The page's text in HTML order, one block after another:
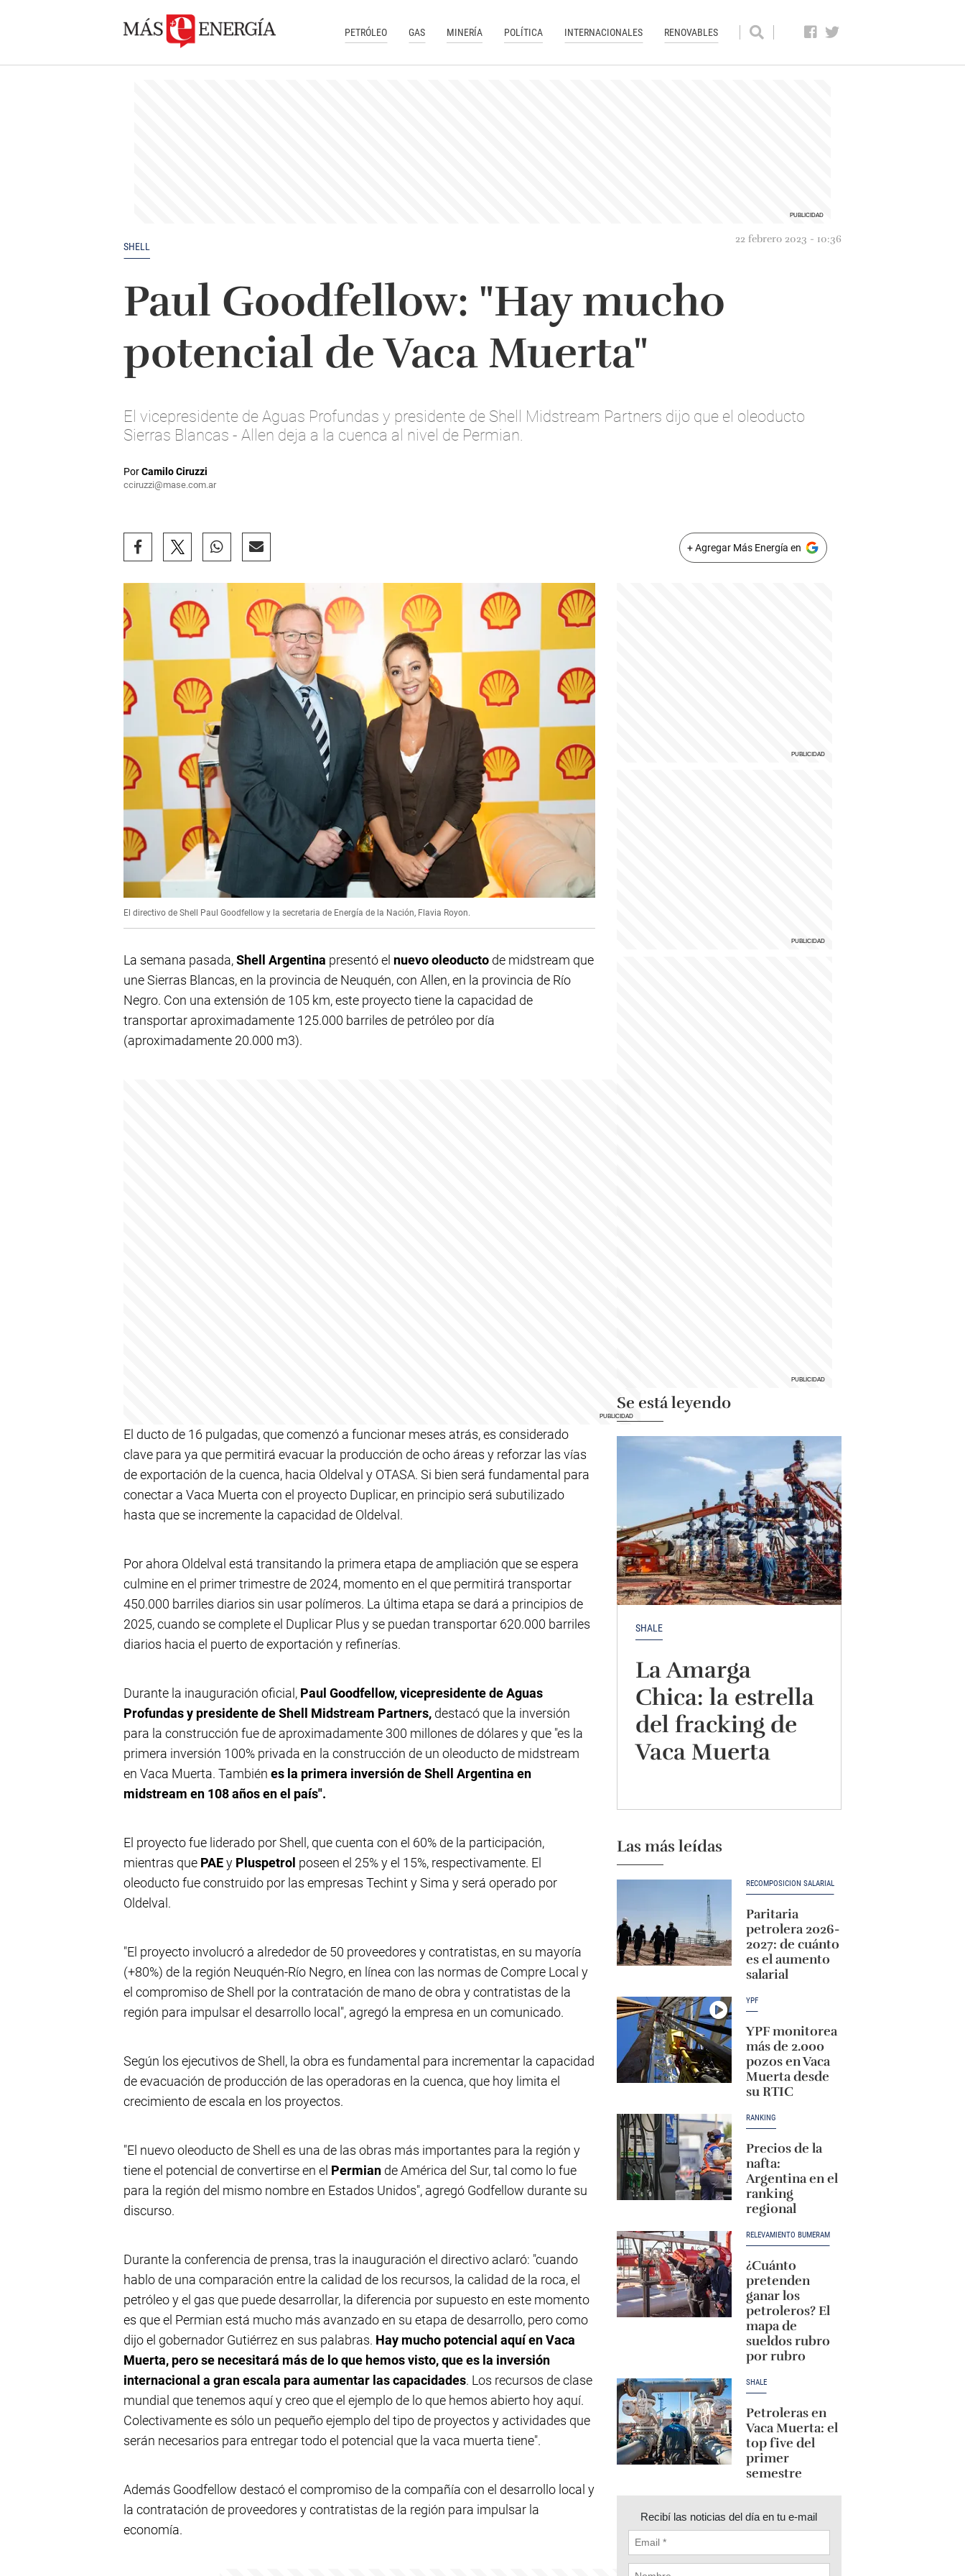
PETRÓLEO GAS MINERÍA POLÍTICA INTERNACIONALES RENOVABLES
SHELL
22 febrero 2023 - 10:36
Paul Goodfellow: "Hay mucho
potencial de Vaca Muerta"
El vicepresidente de Aguas Profundas y presidente de Shell Midstream Partners dijo que el oleoducto
Sierras Blancas - Allen deja a la cuenca al nivel de Permian.
PorCamilo Ciruzzi
cciruzzi@mase.com.ar
+ Agregar Más Energía en
El directivo de Shell Paul Goodfellow y la secretaria de Energía de la Nación, Flavia Royon.
La semana pasada,Shell Argentina presentó el nuevo oleoducto de midstream que
une Sierras Blancas, en la provincia de Neuquén, con Allen, en la provincia de Río
Negro. Con una extensión de 105 km, este proyecto tiene la capacidad de
transportar aproximadamente 125.000 barriles de petróleo por día
(aproximadamente 20.000 m3).
El ducto de 16 pulgadas, que comenzó a funcionar meses atrás, es considerado
clave para ya que permitirá evacuar la producción de ocho áreas y reforzar las vías
de exportación de la cuenca, hacia Oldelval y OTASA. Si bien será fundamental para
conectar a Vaca Muerta con el proyecto Duplicar, en principio será subutilizado
hasta que se incremente la capacidad de Oldelval.
Por ahora Oldelval está transitando la primera etapa de ampliación que se espera
culmine en el primer trimestre de 2024, momento en el que permitirá transportar
450.000 barriles diarios sin usar polímeros. La última etapa se dará a principios de
2025, cuando se complete el Duplicar Plus y se puedan transportar 620.000 barriles
diarios hacia el puerto de exportación y refinerías.
Durante la inauguración oficial, Paul Goodfellow, vicepresidente de Aguas
Profundas y presidente de Shell Midstream Partners, destacó que la inversión
para la construcción fue de aproximadamente 300 millones de dólares y que "es la
primera inversión 100% privada en la construcción de un oleoducto de midstream
en Vaca Muerta. También es la primera inversión de Shell Argentina en
midstream en 108 años en el país".
El proyecto fue liderado por Shell, que cuenta con el 60% de la participación,
mientras que PAEy Pluspetrol poseen el 25% y el 15%, respectivamente. El
oleoducto fue construido por las empresas Techint y Sima y será operado por
Oldelval.
"El proyecto involucró a alrededor de 50 proveedores y contratistas, en su mayoría
(+80%) de la región Neuquén-Río Negro, en línea con las normas de Compre Local y
el compromiso de Shell por la contratación de mano de obra y contratistas de la
región para impulsar el desarrollo local", agregó la empresa en un comunicado.
Según los ejecutivos de Shell, la obra es fundamental para incrementar la capacidad
de evacuación de producción de las operadoras en la cuenca, que hoy limita el
crecimiento de escala en los proyectos.
"El nuevo oleoducto de Shell es una de las obras más importantes para la región y
tiene el potencial de convertirse en el Permian de América del Sur, tal como lo fue
para la región del mismo nombre en Estados Unidos", agregó Godfellow durante su
discurso.
Durante la conferencia de prensa, tras la inauguración el directivo aclaró: "cuando
hablo de una comparación entre la calidad de los recursos, la calidad de la roca, el
petróleo y el gas que puede desarrollar, la diferencia por supuesto en este momento
es que el Permian está mucho más avanzado en su etapa de desarrollo, pero como
dijo el gobernador Gutiérrez en sus palabras. Hay mucho potencial aquí en Vaca
Muerta, pero se necesitará más de lo que hemos visto, que es la inversión
internacional a gran escala para aumentar las capacidades. Los recursos de clase
mundial que tenemos aquí y creo que el ejemplo de lo que hemos abierto hoy aquí.
Colectivamente es sólo un pequeño ejemplo del tipo de proyectos y actividades que
serán necesarios para entregar todo el potencial que la vaca muerta tiene".
Además Goodfellow destacó el compromiso de la compañía con el desarrollo local y
la contratación de proveedores y contratistas de la región para impulsar la
economía.
Se está leyendo
SHALE
La Amarga
Chica: la estrella
del fracking de
Vaca Muerta
Las más leídas
RECOMPOSICIÓN SALARIAL
Paritaria
petrolera 2026-
2027: de cuánto
es el aumento
salarial
YPF
YPF monitorea
más de 2.000
pozos en Vaca
Muerta desde
su RTIC
RANKING
Precios de la
nafta:
Argentina en el
ranking
regional
RELEVAMIENTO BUMERAM
¿Cuánto
pretenden
ganar los
petroleros? El
mapa de
sueldos rubro
por rubro
SHALE
Petroleras en
Vaca Muerta: el
top five del
primer
semestre
Recibí las noticias del día en tu e-mail